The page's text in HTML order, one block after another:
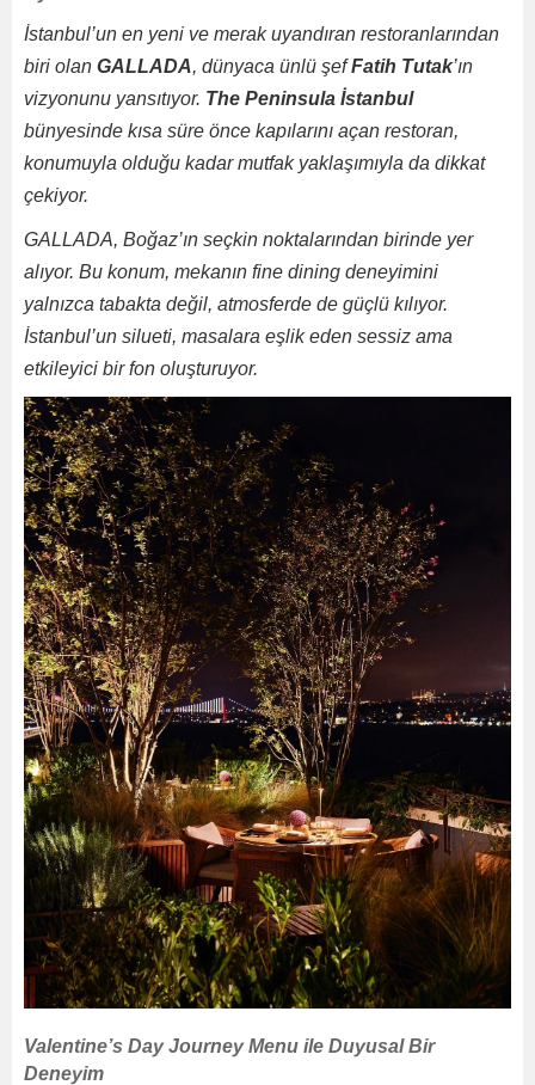
İstanbul’un en yeni ve merak uyandıran restoranlarından
biri olan GALLADA, dünyaca ünlü şefFatih Tutak’ın
vizyonunu yansıtıyor. The Peninsula İstanbul
bünyesinde kısa süre önce kapılarını açan restoran,
konumuyla olduğu kadar mutfak yaklaşımıyla da dikkat
çekiyor.
GALLADA, Boğaz’ın seçkin noktalarından birinde yer
alıyor. Bu konum, mekanın fine dining deneyimini
yalnızca tabakta değil, atmosferde de güçlü kılıyor.
İstanbul’un silueti, masalara eşlik eden sessiz ama
etkileyici bir fon oluşturuyor.
Valentine’s Day Journey Menu ile Duyusal Bir
Deneyim